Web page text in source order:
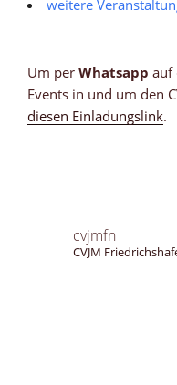
weitere
Um per Whatsapp auf
Events in und um den
diesen Einladungslink.
cvjmfn
CVJM